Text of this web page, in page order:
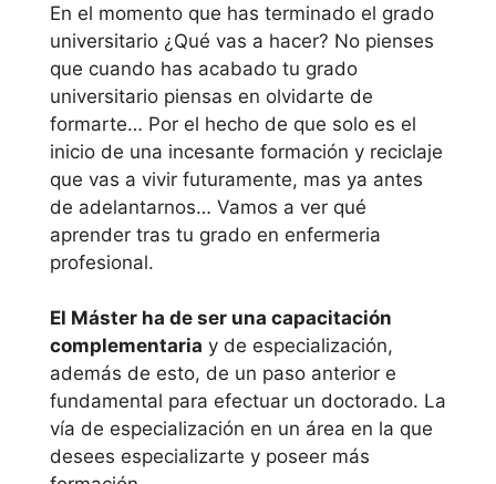
Universidad de
de Vigo
Islas Baleares
Universitat de las
Illes Balears
Universidad de
La Rioja
País Vasco
En el momento que has terminado el grado
universitario ¿Qué vas a hacer? No pienses
que cuando has acabado tu grado
universitario piensas en olvidarte de
formarte… Por el hecho de que solo es el
inicio de una incesante formación y reciclaje
que vas a vivir futuramente, mas ya antes
de adelantarnos… Vamos a ver qué
aprender tras tu grado en enfermeria
profesional.
El Máster ha de ser una capacitación
complementaria y de especialización,
además de esto, de un paso anterior e
fundamental para efectuar un doctorado. La
vía de especialización en un área en la que
desees especializarte y poseer más